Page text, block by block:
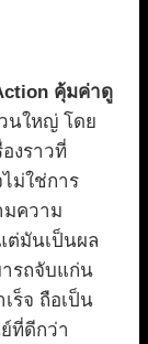
คุ้มค่าดู
นใหญ่ โดย
งราวที่
ม่ใช่การ
ความ
ต่มันเป็นผล
รถจับแก่น
ร็จ ถือเป็น
ที่ดีกว่า